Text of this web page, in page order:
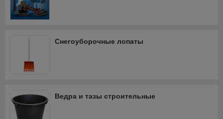
Снегоуборочные лопаты
Ведра и тазы строительные